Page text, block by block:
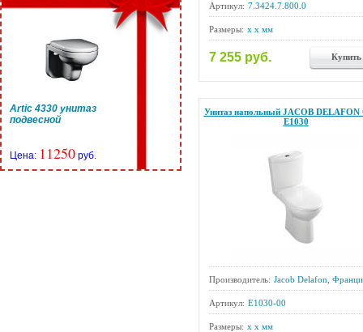
Artic 4330 унитаз
подвесной
Цена: 11250 руб.
Артикул: 7.3424.7.800.0
Размеры: x x мм
7 255 руб. Купить
Унитаз напольный JACOB DELAFON
E1030
Производитель: Jacob Delafon,
Артикул: E1030-00
Размеры: x x мм